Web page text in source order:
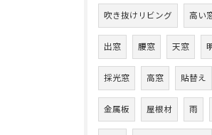
吹き抜けリビング 高い
出窓 腰窓 天窓
採光窓 高窓 貼替え
金属板 屋根材 雨